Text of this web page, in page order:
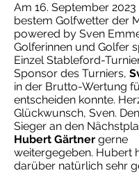
Am 16. September
bestem Golfwetter der
powered by Sven
Golferinnen und Golfer
Einzel Stableford-
Sponsor des Turniers,
in der Brutto-Wertung
entscheiden konnte.
Glückwunsch, Sven.
Sieger an den
Hubert Gärtner gerne
weitergegeben. Hubert
darüber natürlich sehr